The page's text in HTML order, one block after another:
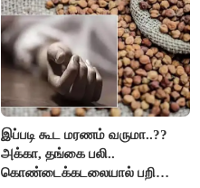
இப்படி கூட மரணம் வருமா..??
அக்கா, தங்கை பலி..
கொண்டைக்கடலையால் பறிபோன